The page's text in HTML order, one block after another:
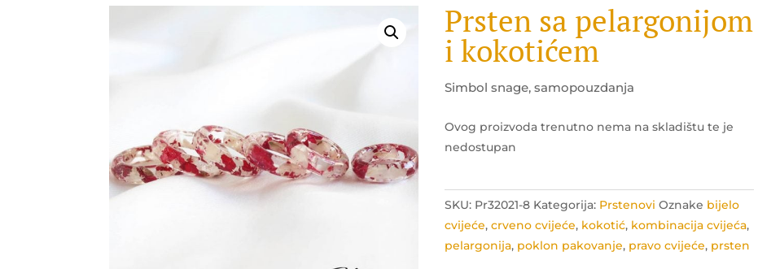
Prsten sa pelargonijom
i kokotićem
Simbol snage, samopouzdanja
Ovog proizvoda trenutno nema na skladištu te je
nedostupan
SKU: Pr32021-8 Kategorija: Prstenovi Oznake bijelo
cvijeće,crveno cvijeće, kokotić, kombinacija cvijeća,
pelargonija, poklon pakovanje, pravo cvijeće, prsten